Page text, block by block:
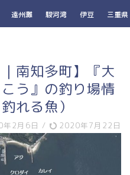
遠州灘 駿河湾 伊豆 三重県
南知多町】『大
う』の釣り場情
れる魚）
年2月6日 / 2020年7月22日